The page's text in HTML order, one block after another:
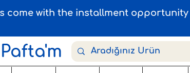
come with the installment opportunity
Pafta'm